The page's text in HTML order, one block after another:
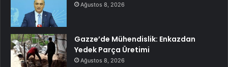
Ağustos 8, 2026
Gazze’de Mühendislik: Enkazdan
Yedek Parça Üretimi
Ağustos 8, 2026